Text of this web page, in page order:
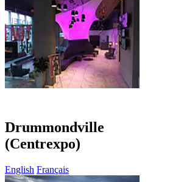
Drummondville
(Centrexpo)
English Français